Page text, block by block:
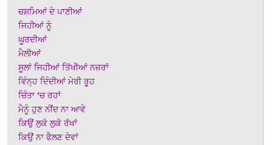
ਚਸ਼ਮਿਆਂ ਦੇ ਪਾਣੀਆਂ
ਜਿਹੀਆਂ ਨੂੰ
ਘੂਰਦੀਆਂ
ਮੈਲੀਆਂ
ਸੂਲਾਂ ਜਿਹੀਆਂ ਤਿੱਖੀਆਂ ਨਜ਼ਰਾਂ
ਵਿੰਨ੍ਹ ਦਿੰਦੀਆਂ ਮੇਰੀ ਰੂਹ
ਚਿੰਤਾ ‘ਚ ਰਹਾਂ
ਮੈਨੂੰ ਹੁਣ ਨੀਂਦ ਨਾ ਆਵੇ
ਕਿਉਂ ਲੁਕੋ ਲੁਕੋ ਰੱਖਾਂ
ਕਿਉਂ ਨਾ ਫੈਲਣ ਦੇਵਾਂ